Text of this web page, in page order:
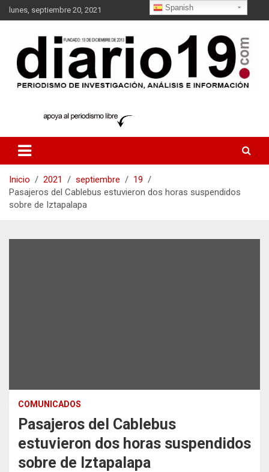
Saltar
al
lunes, septiembre 20, 2021
Inicio 2021 septiembre
19
Pasajeros del Cablebus estuvieron dos horas suspendidos
sobre de Iztapalapa
COMUNICADOS
Pasajeros del Cablebus
estuvieron dos horas suspendidos
sobre de Iztapalapa
Spanish